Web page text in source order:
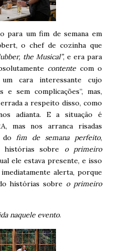
para um fim de semana em
o chef de cozinha que
the Musical”, e era para
contente com o
cara interessante cujo
e sem complicações”, mas,
a respeito disso, como
adianta. E a situação é
mas nos arranca risadas
dofim de semana perfeito,
histórias sobre o primeiro
ele estava presente, e isso
alerta, porque
histórias sobre o primeiro
naquele evento.